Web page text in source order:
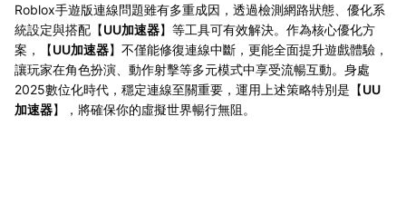
Roblox手遊版連線問題雖有多重成因，透過檢測網路狀態、優化系
統設定與搭配【UU加速器】等工具可有效解決。作為核心優化方
案，【UU加速器】不僅能修復連線中斷，更能全面提升遊戲體驗，
讓玩家在角色扮演、動作射擊等多元模式中享受流暢互動。身處
2025數位化時代，穩定連線至關重要，運用上述策略特別是【UU
加速器】，將確保你的虛擬世界暢行無阻。